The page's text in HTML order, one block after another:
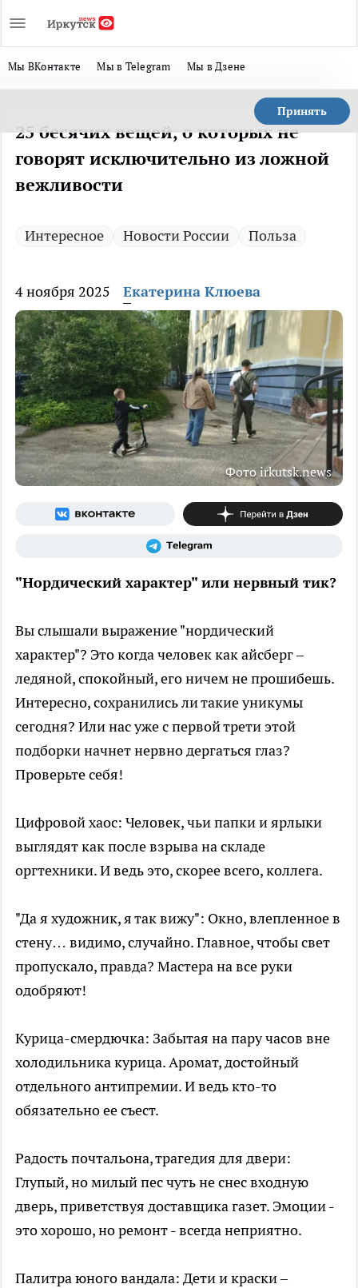
Мы ВКонтакте Мы в Telegram Мы в Дзене
Принять
25 бесячих вещей, о которых не
говорят исключительно из ложной
вежливости
Интересное Новости России Польза
4 ноября 2025 Екатерина Клюева
Фото irkutsk.news
"Нордический характер" или нервный тик?
Вы слышали выражение "нордический
характер"? Это когда человек как айсберг –
ледяной, спокойный, его ничем не прошибешь.
Интересно, сохранились ли такие уникумы
сегодня? Или нас уже с первой трети этой
подборки начнет нервно дергаться глаз?
Проверьте себя!
Цифровой хаос: Человек, чьи папки и ярлыки
выглядят как после взрыва на складе
оргтехники. И ведь это, скорее всего, коллега.
"Да я художник, я так вижу": Окно, влепленное в
стену… видимо, случайно. Главное, чтобы свет
пропускало, правда? Мастера на все руки
одобряют!
Курица-смердючка: Забытая на пару часов вне
холодильника курица. Аромат, достойный
отдельного антипремии. И ведь кто-то
обязательно ее съест.
Радость почтальона, трагедия для двери:
Глупый, но милый пес чуть не снес входную
дверь, приветствуя доставщика газет. Эмоции -
это хорошо, но ремонт - всегда неприятно.
Палитра юного вандала: Дети и краски –